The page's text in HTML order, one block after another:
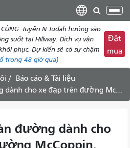
dung
CÙNG: Tuyến N Judah hướng vào
suốt tại Hillway. Dịch vụ vận
phục. Dự kiến ​​sẽ có sự chậm
trong 48 giờ qua)
Đặt
mua
Báo cáo & Tài liệu
đoạn từ đường Gough đến đường Valencia - Cấu hình hiện tại (PDF)
đường dành cho
McCoppin,